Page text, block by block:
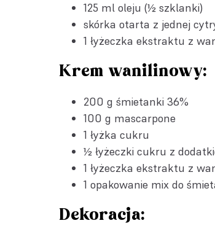
125 ml oleju (½ szklanki)
skórka otarta z jednej
1 łyżeczka ekstraktu z
Krem wanilinowy:
200 g śmietanki 36%
100 g mascarpone
1 łyżka cukru
½ łyżeczki cukru z
1 łyżeczka ekstraktu z
1 opakowanie mix do
Dekoracja: